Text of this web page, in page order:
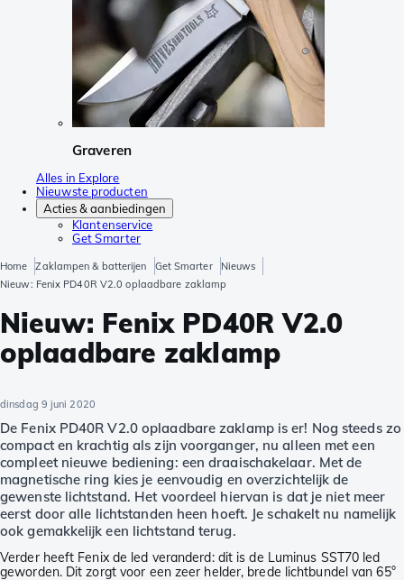
Graveren
Alles in Explore
Nieuwste producten
Acties & aanbiedingen
Klantenservice
Get Smarter
Home Zaklampen & batterijen Get Smarter
Nieuws
Nieuw: Fenix PD40R V2.0 oplaadbare zaklamp
Nieuw: Fenix PD40R V2.0
oplaadbare zaklamp
dinsdag 9 juni 2020
De Fenix PD40R V2.0 oplaadbare zaklamp is er! Nog steeds zo
compact en krachtig als zijn voorganger, nu alleen met een
compleet nieuwe bediening: een draaischakelaar. Met de
magnetische ring kies je eenvoudig en overzichtelijk de
gewenste lichtstand. Het voordeel hiervan is dat je niet meer
eerst door alle lichtstanden heen hoeft. Je schakelt nu namelijk
ook gemakkelijk een lichtstand terug.
Verder heeft Fenix de led veranderd: dit is de Luminus SST70 led
geworden. Dit zorgt voor een zeer helder, brede lichtbundel van 65°